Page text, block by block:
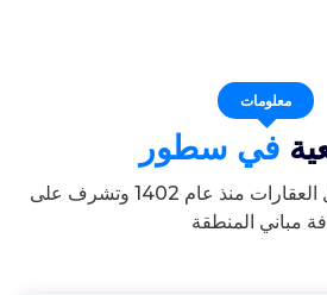
معلومات
في سطور
تعمل الجمعية في مجال العقارات منذ عام 1402 وتشرف على
مباني المنطقة